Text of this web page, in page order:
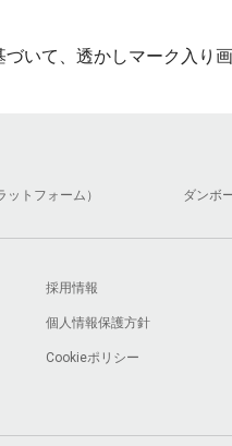
いて、透かしマーク入り
トフォーム） ダンボ
採用情報
個人情報保護方針
Cookieポリシー